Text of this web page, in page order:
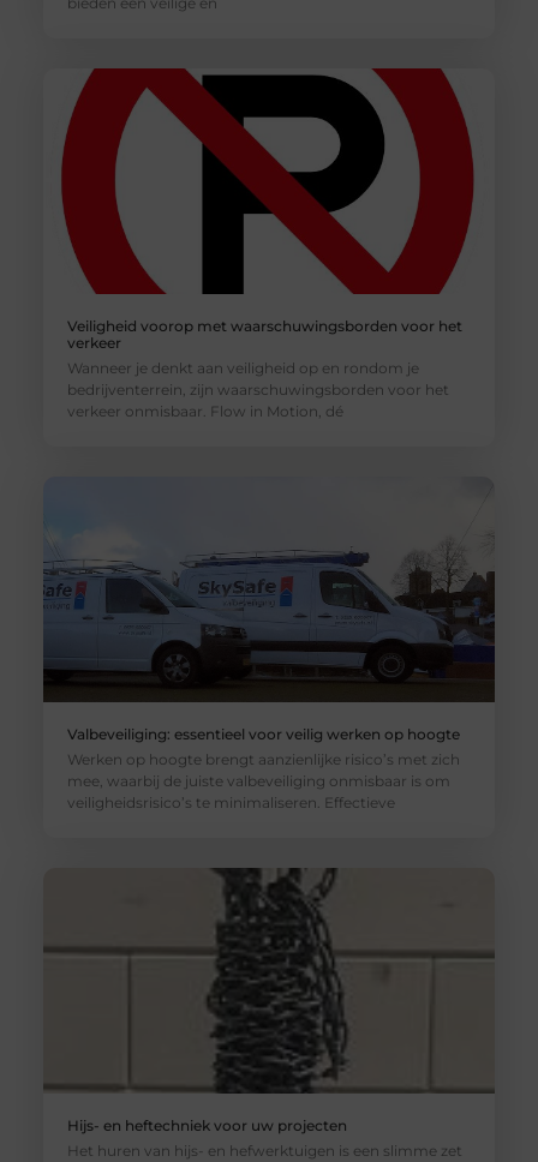
Veiligheid voorop met waarschuwingsborden voor het
verkeer
Wanneer je denkt aan veiligheid op en rondom je
bedrijventerrein, zijn waarschuwingsborden voor het
verkeer onmisbaar. Flow in Motion, dé
Valbeveiliging: essentieel voor veilig werken op hoogte
Werken op hoogte brengt aanzienlijke risico’s met zich
mee, waarbij de juiste valbeveiliging onmisbaar is om
veiligheidsrisico’s te minimaliseren. Effectieve
Hijs- en heftechniek voor uw projecten
Het huren van hijs- en hefwerktuigen is een slimme zet